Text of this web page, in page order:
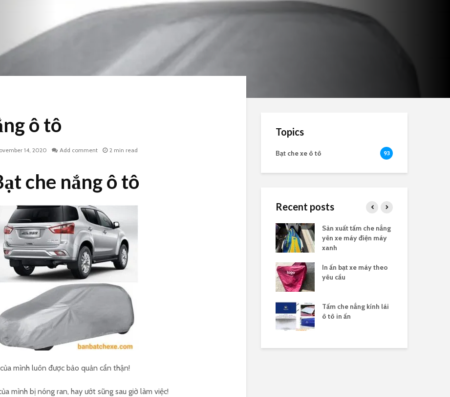
ô tô
14, 2020 Add comment 2 min read
che nắng ô tô
mình luôn được bảo quản cẩn thận!
mình bị nóng ran, hay ướt sũng sau giờ làm việc!
Topics
Bạt che xe ô tô 93
Recent posts
Bạt trùm xe máy in ấn
theo yêu cầu
Gia công bạt trùm ghế
xe ô tô theo yêu cầu
Sản xuất bao trùm
hàng hoá sau xe máy
Sản xuất tấm che nắng
yên xe máy điện máy
xanh
In ấn bạt xe máy theo
yêu cầu
Tấm che nắng kính lái
ô tô in ấn